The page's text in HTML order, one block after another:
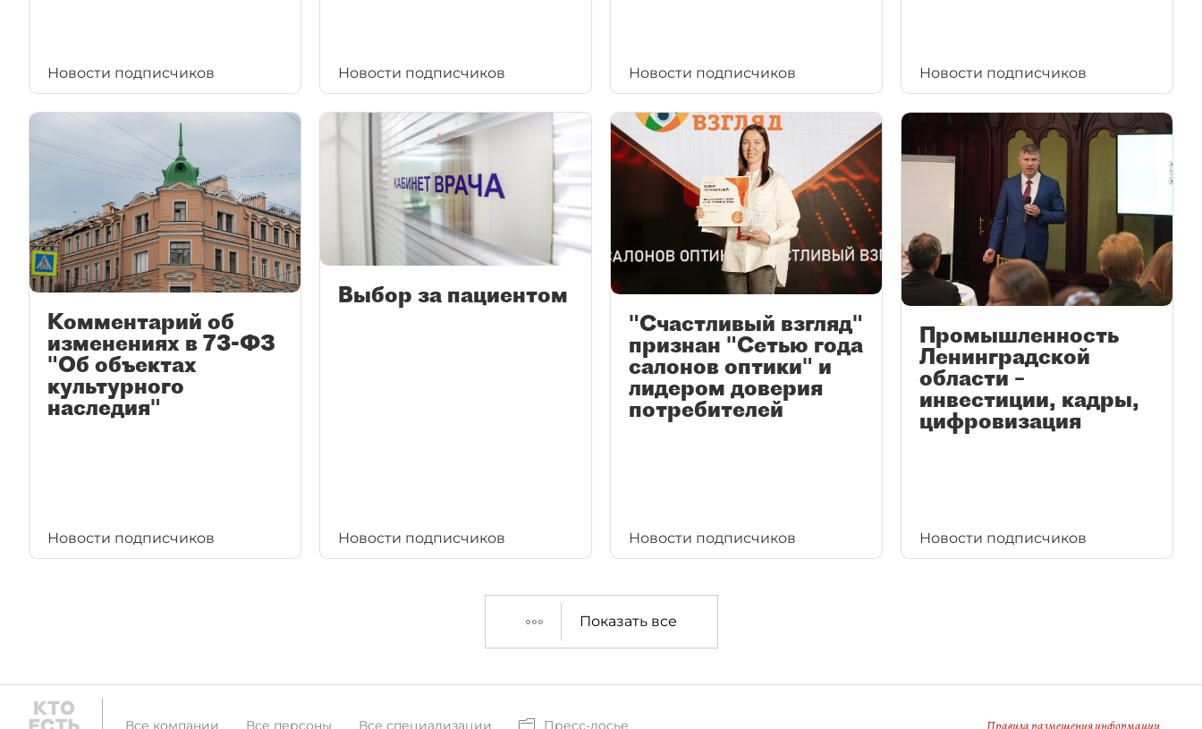
Новости подписчиков Новости подписчиков Новости подписчиков Новости подписчиков
Комментарий об
изменениях в 73-ФЗ
"Об объектах
культурного
наследия"
Новости подписчиков
Выбор за пациентом
Новости подписчиков
"Счастливый взгляд"
признан "Сетью года
салонов оптики" и
лидером доверия
потребителей
Новости подписчиков
Промышленность
Ленинградской
области –
инвестиции, кадры,
цифровизация
Новости подписчиков
Показать все
Все компании Все персоны Все специализации Пресс-досье Правила размещения информации